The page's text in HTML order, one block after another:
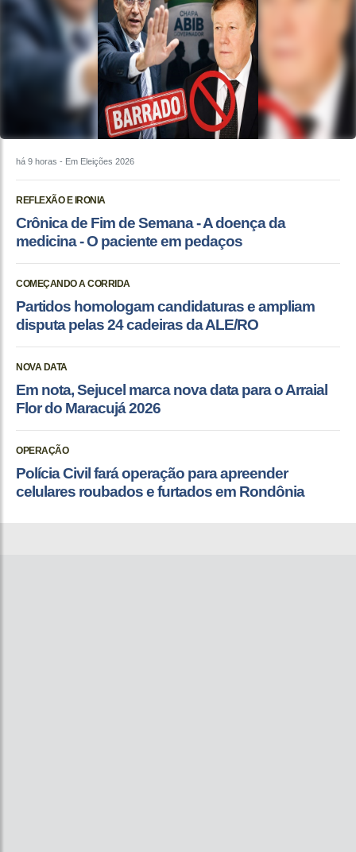
há 9 horas - Em Eleições 2026
REFLEXÃO E IRONIA
Crônica de Fim de Semana - A doença da
medicina - O paciente em pedaços
COMEÇANDO A CORRIDA
Partidos homologam candidaturas e ampliam
disputa pelas 24 cadeiras da ALE/RO
NOVA DATA
Em nota, Sejucel marca nova data para o Arraial
Flor do Maracujá 2026
OPERAÇÃO
Polícia Civil fará operação para apreender
celulares roubados e furtados em Rondônia